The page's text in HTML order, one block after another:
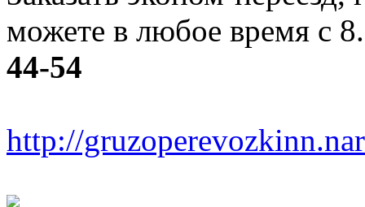
можете в любое время с
44-54
http://